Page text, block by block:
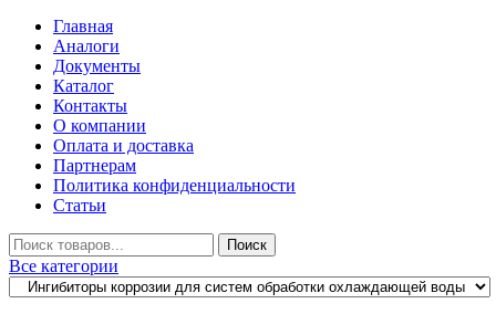
Главная
Аналоги
Документы
Каталог
Контакты
О компании
Оплата и доставка
Партнерам
Политика конфиденциальности
Статьи
Искать
Поиск
Все категории